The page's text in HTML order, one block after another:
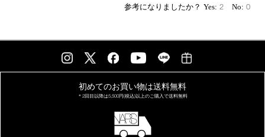
2 0
初めてのお買い物は送料無料
＊2回目以降は5,500円(税込)以上の ご購入で送料無料